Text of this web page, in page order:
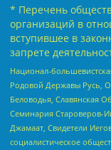
* Перечень
организаций в
вступившее в
запрете
Национал-
Родовой Державы Русь,
Беловодья, Славянская
Семинария Староверов-
Джамаат, Свидетели
социалистическое